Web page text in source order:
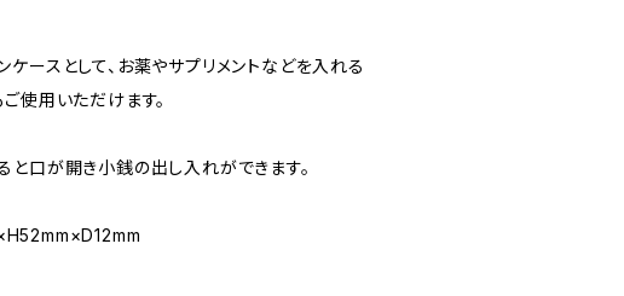
ースとして、お薬やサプリメントなどを入れる
使用いただけます。
と口が開き小銭の出し入れができます。